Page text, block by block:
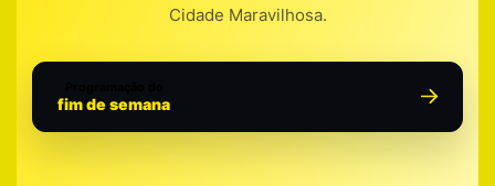
Cidade Maravilhosa.
fim de semana